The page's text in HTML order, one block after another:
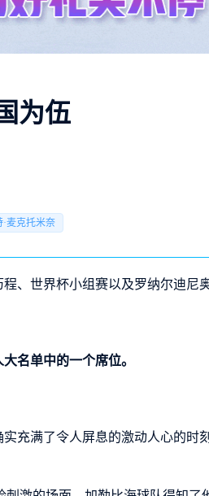
为伍
·麦克托米奈
、世界杯小组赛以及罗纳尔迪尼
名单中的一个席位。
实充满了令人屏息的激动人心的